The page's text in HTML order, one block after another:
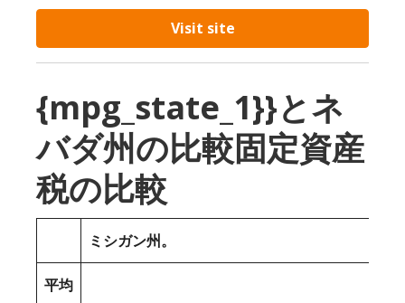
Visit site
{mpg_state_1}}とネ
バダ州の比較固定資産
税の比較
ミシガン州。
平均